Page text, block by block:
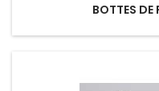
BOTTES